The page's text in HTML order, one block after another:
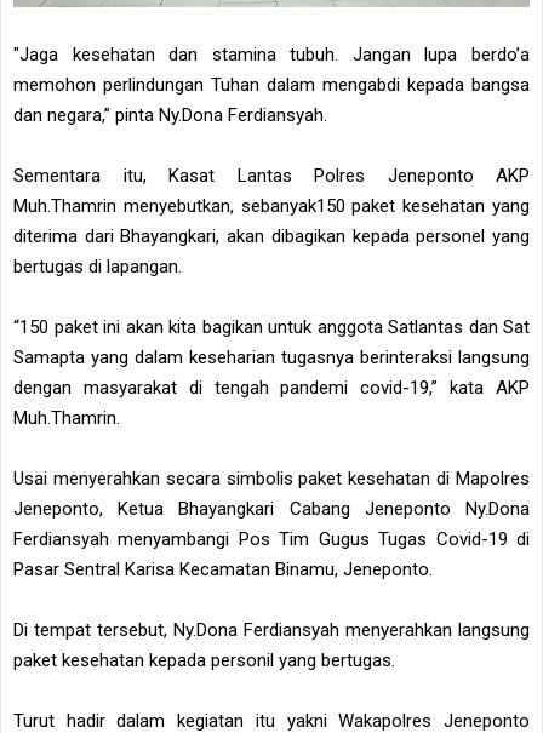
"Jaga kesehatan dan stamina tubuh. Jangan lupa berdo’a
memohon perlindungan Tuhan dalam mengabdi kepada bangsa
dan negara,” pinta Ny.Dona Ferdiansyah.
Sementara itu, Kasat Lantas Polres Jeneponto AKP
Muh.Thamrin menyebutkan, sebanyak150 paket kesehatan yang
diterima dari Bhayangkari, akan dibagikan kepada personel yang
bertugas di lapangan.
“150 paket ini akan kita bagikan untuk anggota Satlantas dan Sat
Samapta yang dalam keseharian tugasnya berinteraksi langsung
dengan masyarakat di tengah pandemi covid-19,” kata AKP
Muh.Thamrin.
Usai menyerahkan secara simbolis paket kesehatan di Mapolres
Jeneponto, Ketua Bhayangkari Cabang Jeneponto Ny.Dona
Ferdiansyah menyambangi Pos Tim Gugus Tugas Covid-19 di
Pasar Sentral Karisa Kecamatan Binamu, Jeneponto.
Di tempat tersebut, Ny.Dona Ferdiansyah menyerahkan langsung
paket kesehatan kepada personil yang bertugas.
Turut hadir dalam kegiatan itu yakni Wakapolres Jeneponto